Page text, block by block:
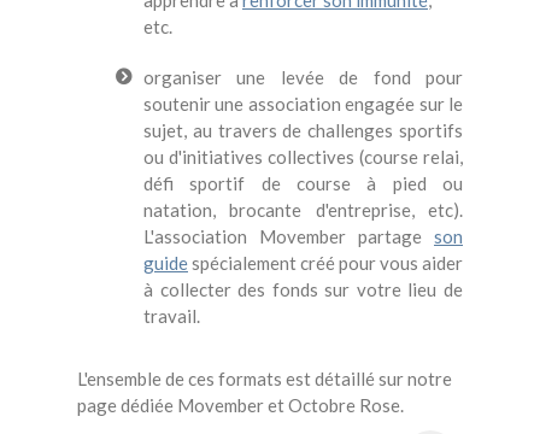
etc.
organiser une levée de fond pour
soutenir une association engagée sur le
sujet, au travers de challenges sportifs
ou d'initiatives collectives (course relai,
défi sportif de course à pied ou
natation, brocante d'entreprise, etc).
L'association Movember partage son
guidespécialement créé pour vous aider
à collecter des fonds sur votre lieu de
travail.
L'ensemble de ces formats est détaillé sur notre
page dédiée Movember et Octobre Rose.